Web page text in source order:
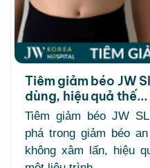
Tiêm giảm béo JW
dùng, hiệu quả thế...
Tiêm giảm béo JW
phá trong giảm béo
không xâm lấn, hiệu